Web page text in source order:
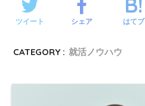
ツイート シェア はてブ
CATEGORY : 就活ノウハウ